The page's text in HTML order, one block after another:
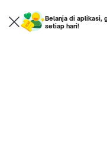
Belanja di aplikasi,
setiap hari!